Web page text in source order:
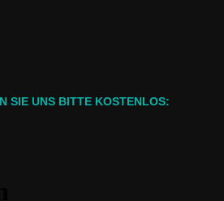
SIE UNS BITTE KOSTENLOS: